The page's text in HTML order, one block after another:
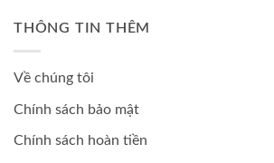
THÔNG TIN THÊM
Về chúng tôi
Chính sách bảo mật
Chính sách hoàn tiền